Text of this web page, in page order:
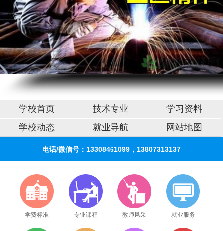
学校首页 技术专业
学习资料
学校动态
就业导航 网站地图
电话/微信号：13308461099，13807313137
学费标准 专业课程 教师风采 就业服务